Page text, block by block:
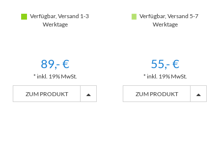
Verfügbar, Versand 1-3
Werktage
89,- €
* inkl. 19% MwSt.
ZUM PRODUKT
Verfügbar, Versand 5-7
Werktage
55,- €
* inkl. 19% MwSt.
ZUM PRODUKT